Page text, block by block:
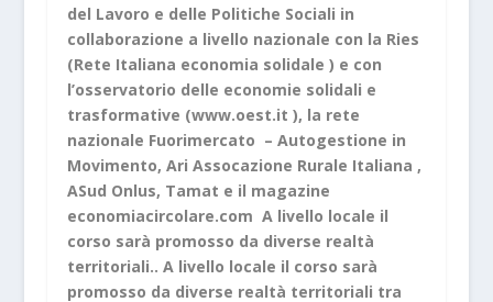
del Lavoro e delle Politiche Sociali in
collaborazione a livello nazionale con la Ries
(Rete Italiana economia solidale ) e con
l’osservatorio delle economie solidali e
trasformative (www.oest.it ), la rete
nazionale Fuorimercato – Autogestione in
Movimento, Ari Assocazione Rurale Italiana ,
ASud Onlus, Tamat e il magazine
economiacircolare.com A livello locale il
corso sarà promosso da diverse realtà
territoriali.. A livello locale il corso sarà
promosso da diverse realtà territoriali tra